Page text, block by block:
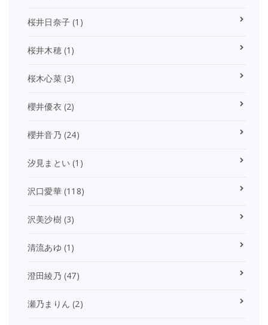
桜井日奈子 (1)
桜井木穂(1)
桜木心菜(3)
櫻井優衣 (2)
櫻井音乃 (24)
汐見まとい (1)
沢口愛華(118)
沢美沙樹(3)
清流あゆ (1)
澄田綾乃 (47)
瀬乃まりん (2)